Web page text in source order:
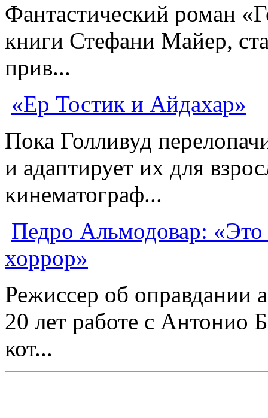
Фантастический роман
книги Стефани Майер,
прив...
«Ер Тостик и Айдахар»
Пока Голливуд
и адаптирует их для
кинематограф...
Педро Альмодовар:
хоррор»
Режиссер об оправдании
20 лет работе с
кот...